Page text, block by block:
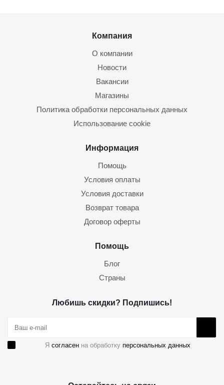
Компания
О компании
Новости
Вакансии
Магазины
Политика обработки персональных данных
Использование cookie
Информация
Помощь
Условия оплаты
Условия доставки
Возврат товара
Договор оферты
Помощь
Блог
Страны
Любишь скидки? Подпишись!
Я согласен на обработку персональных данных